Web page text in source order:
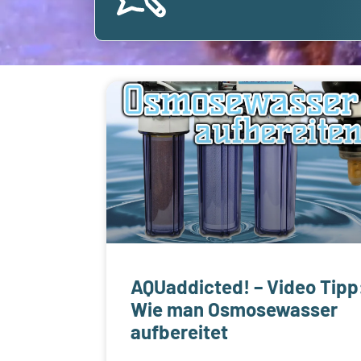
AQUaddicted! – Video
Wie man Osmosewasser
aufbereitet